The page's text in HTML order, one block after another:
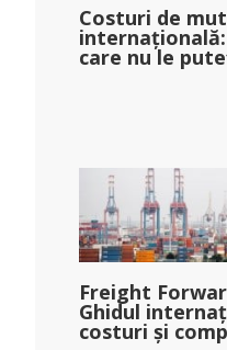
Costuri de
care nu le
Freight
Ghidul
costuri și